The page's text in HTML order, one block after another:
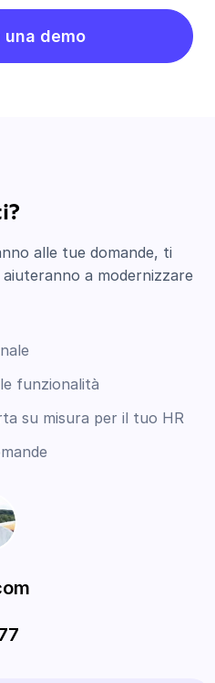
una demo
alle tue domande, ti
a modernizzare
funzionalità
su misura per il tuo HR